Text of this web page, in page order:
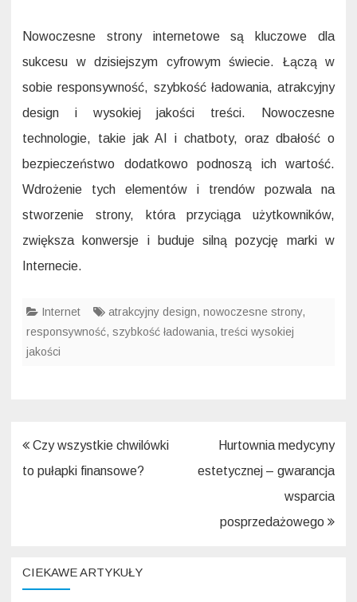
Nowoczesne strony internetowe są kluczowe dla
sukcesu w dzisiejszym cyfrowym świecie. Łączą w
sobie responsywność, szybkość ładowania, atrakcyjny
design i wysokiej jakości treści. Nowoczesne
technologie, takie jak AI i chatboty, oraz dbałość o
bezpieczeństwo dodatkowo podnoszą ich wartość.
Wdrożenie tych elementów i trendów pozwala na
stworzenie strony, która przyciąga użytkowników,
zwiększa konwersje i buduje silną pozycję marki w
Internecie.
Internet atrakcyjny design, nowoczesne strony,
responsywność, szybkość ładowania, treści wysokiej
jakości
Nawigacja
wpisu
Czy wszystkie chwilówki
to pułapki finansowe?
Hurtownia medycyny
estetycznej – gwarancja
wsparcia
posprzedażowego
CIEKAWE ARTYKUŁY